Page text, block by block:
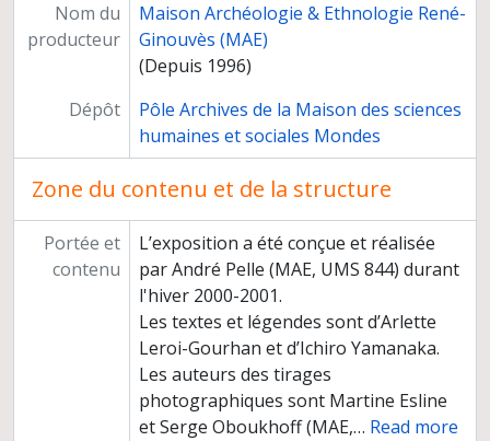
Nom du
producteur
Maison Archéologie & Ethnologie René-
Ginouvès (MAE)
(Depuis 1996)
Dépôt
Pôle Archives de la Maison des sciences
humaines et sociales Mondes
Zone du contenu et de la structure
Portée et
contenu
L’exposition a été conçue et réalisée
par André Pelle (MAE, UMS 844) durant
l'hiver 2000-2001.
Les textes et légendes sont d’Arlette
Leroi-Gourhan et d’Ichiro Yamanaka.
Les auteurs des tirages
photographiques sont Martine Esline
et Serge Oboukhoff (MAE,… Read more